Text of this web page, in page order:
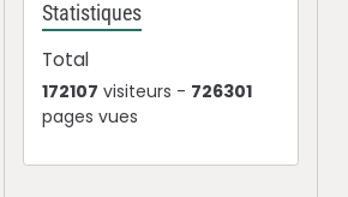
Statistiques
Total
172107 visiteurs - 726301
pages vues